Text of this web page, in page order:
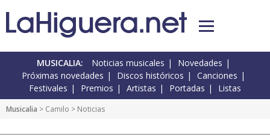
MUSICALIA: Noticias musicales
Novedades
Próximas novedades
Discos históricos
Canciones
Festivales
Premios Artistas Portadas Listas
Musicalia > Camilo > Noticias